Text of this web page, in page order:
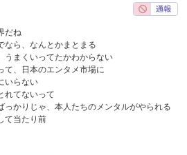
だね
なら、なんとかまとまる
うまくいってたかわからない
て、日本のエンタメ市場に
いらない
れてないって
っかりじゃ、本人たちのメンタルがやられる
て当たり前